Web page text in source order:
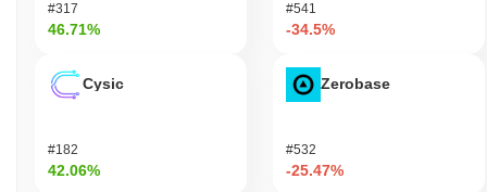
#317
46.71%
Cysic
#182
42.06%
#541
-34.5%
Zerobase
#532
-25.47%